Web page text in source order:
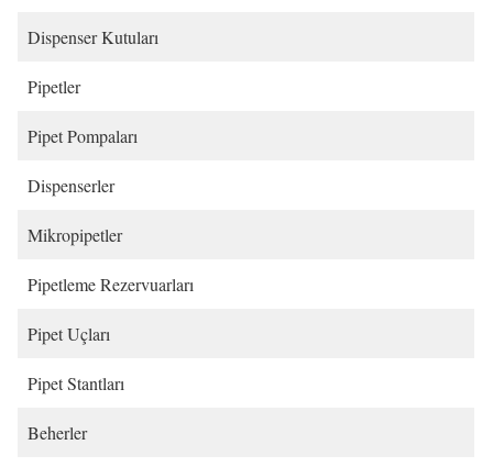
Dispenser Kutuları
Pipetler
Pipet Pompaları
Dispenserler
Mikropipetler
Pipetleme Rezervuarları
Pipet Uçları
Pipet Stantları
Beherler